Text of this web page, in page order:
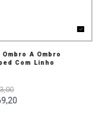
Ombro A Ombro
Com Linho